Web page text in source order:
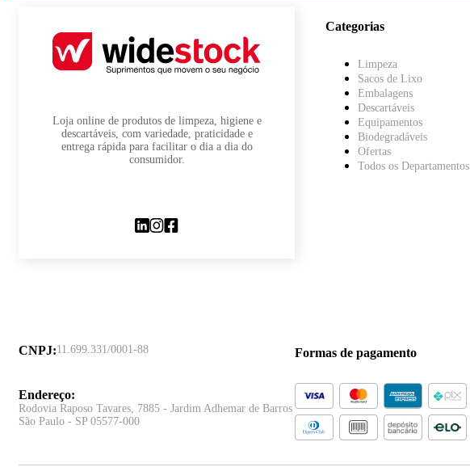
Loja online de produtos de limpeza, higiene e
descartáveis, com variedade, praticidade e
entrega rápida para facilitar o dia a dia do
consumidor.
Categorias
Limpeza
Sacos de Lixo
Embalagens
Descartáveis
Equipamentos
Biodegradáveis
Ofertas
Todos os Departamentos
CNPJ:11.699.331/0001-88
Endereço:
Rodovia Raposo Tavares, 7885 - Jardim Adhemar de Barros
São Paulo - SP 05577-000
Formas de pagamento